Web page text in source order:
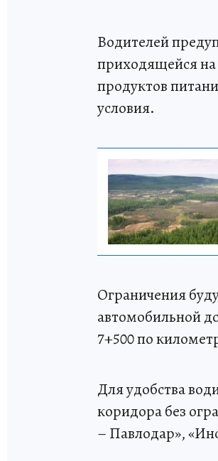
Водителей
приходящейся на
продуктов
условия.
Ограничения
автомобильной
7+500 по
Для удобства
коридора без
– Павлодар»,